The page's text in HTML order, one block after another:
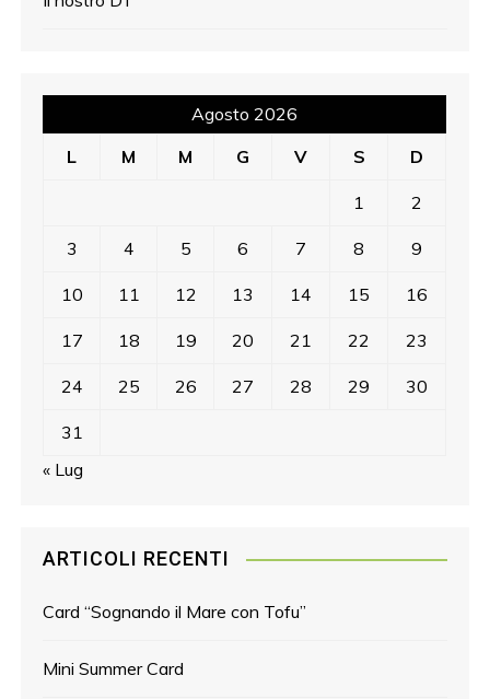
Agosto 2026
L
M M G V S D
1 2
3 4 5 6 7 8 9
10 11 12 13 14 15 16
17 18 19 20 21 22 23
24 25 26 27 28 29 30
31
« Lug
ARTICOLI RECENTI
Card “Sognando il Mare con Tofu”
Mini Summer Card